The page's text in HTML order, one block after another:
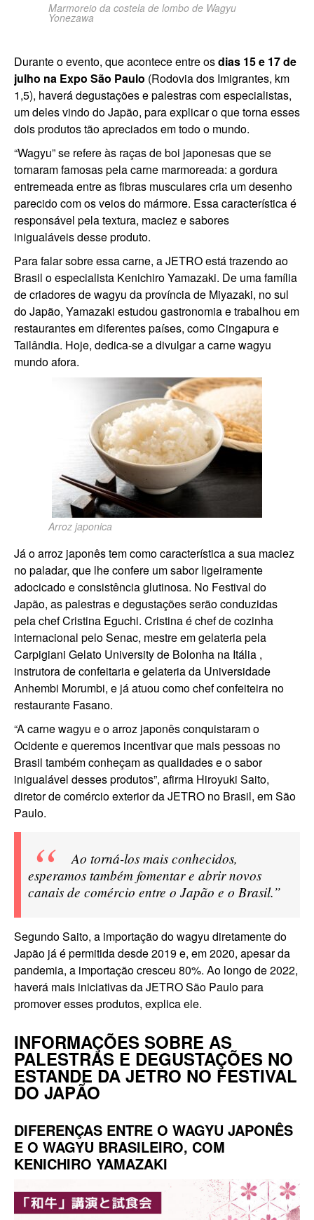
Marmoreio da costela de lombo de Wagyu
Yonezawa
Durante o evento, que acontece entre osdias 15 e 17 de
julho na Expo São Paulo (Rodovia dos Imigrantes, km
1,5), haverá degustações e palestras com especialistas,
um deles vindo do Japão, para explicar o que torna esses
dois produtos tão apreciados em todo o mundo.
“Wagyu” se refere às raças de boi japonesas que se
tornaram famosas pela carne marmoreada: a gordura
entremeada entre as fibras musculares cria um desenho
parecido com os veios do mármore. Essa característica é
responsável pela textura, maciez e sabores
inigualáveis desse produto.
Para falar sobre essa carne, a JETRO está trazendo ao
Brasil o especialista Kenichiro Yamazaki. De uma família
de criadores de wagyu da província de Miyazaki, no sul
do Japão, Yamazaki estudou gastronomia e trabalhou em
restaurantes em diferentes países, como Cingapura e
Tailândia. Hoje, dedica-se a divulgar a carne wagyu
mundo afora.
Arroz japonica
Já o arroz japonês tem como característica a sua maciez
no paladar, que lhe confere um sabor ligeiramente
adocicado e consistência glutinosa. No Festival do
Japão, as palestras e degustações serão conduzidas
pela chef Cristina Eguchi. Cristina é chef de cozinha
internacional pelo Senac, mestre em gelateria pela
Carpigiani Gelato University de Bolonha na Itália ,
instrutora de confeitaria e gelateria da Universidade
Anhembi Morumbi, e já atuou como chef confeiteira no
restaurante Fasano.
“A carne wagyu e o arroz japonês conquistaram o
Ocidente e queremos incentivar que mais pessoas no
Brasil também conheçam as qualidades e o sabor
inigualável desses produtos”, afirma Hiroyuki Saito,
diretor de comércio exterior da JETRO no Brasil, em São
Paulo.
Ao torná-los mais conhecidos,
esperamos também fomentar e abrir novos
canais de comércio entre o Japão e o Brasil.”
Segundo Saito, a importação do wagyu diretamente do
Japão já é permitida desde 2019 e, em 2020, apesar da
pandemia, a importação cresceu 80%. Ao longo de 2022,
haverá mais iniciativas da JETRO São Paulo para
promover esses produtos, explica ele.
INFORMAÇÕES SOBRE AS
PALESTRAS E DEGUSTAÇÕES NO
ESTANDE DA JETRO NO FESTIVAL
DO JAPÃO
DIFERENÇAS ENTRE O WAGYU JAPONÊS
E O WAGYU BRASILEIRO, COM
KENICHIRO YAMAZAKI